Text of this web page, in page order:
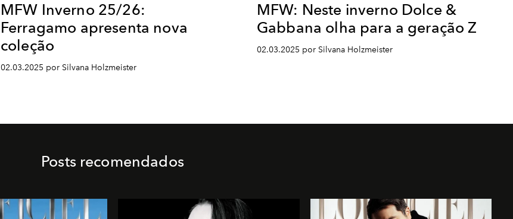
MFW Inverno 25/26:
Ferragamo apresenta nova
coleção
02.03.2025 por Silvana Holzmeister
MFW: Neste inverno Dolce &
Gabbana olha para a geração Z
02.03.2025 por Silvana Holzmeister
Posts recomendados